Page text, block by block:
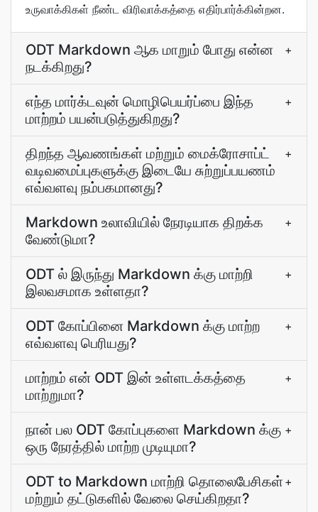
உருவாக்கிகள் நீண்ட விரிவாக்கத்தை எதிர்பார்க்கின்றன.
ODT Markdown ஆக மாறும் போது என்ன
நடக்கிறது?
+
எந்த மார்க்டவுன் மொழிபெயர்ப்பை இந்த
மாற்றம் பயன்படுத்துகிறது?
+
திறந்த ஆவணங்கள் மற்றும் மைக்ரோசாப்ட்
வடிவமைப்புகளுக்கு இடையே சுற்றுப்பயணம்
எவ்வளவு நம்பகமானது?
+
Markdown உலாவியில் நேரடியாக திறக்க
வேண்டுமா?
+
ODT ல் இருந்து Markdown க்கு மாற்றி
இலவசமாக உள்ளதா?
+
ODT கோப்பினை Markdown க்கு மாற்ற
எவ்வளவு பெரியது?
+
மாற்றம் என் ODT இன் உள்ளடக்கத்தை
மாற்றுமா?
+
நான் பல ODT கோப்புகளை Markdown க்கு
ஒரு நேரத்தில் மாற்ற முடியுமா?
+
ODT to Markdown மாற்றி தொலைபேசிகள்
மற்றும் தட்டுகளில் வேலை செய்கிறதா?
+